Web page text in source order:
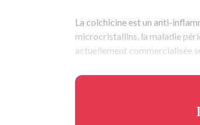
La colchicine est un anti-
microcristallins, la maladie
actuellement commercialisée